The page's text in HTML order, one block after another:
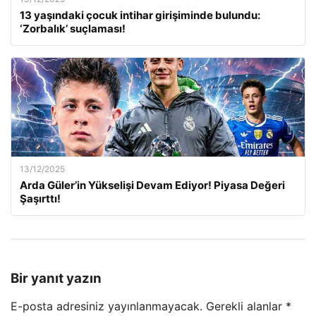
13 yaşındaki çocuk intihar girişiminde bulundu:
‘Zorbalık’ suçlaması!
13/12/2025
Arda Güler’in Yükselişi Devam Ediyor! Piyasa Değeri
Şaşırttı!
Bir yanıt yazın
E-posta adresiniz yayınlanmayacak. Gerekli alanlar *